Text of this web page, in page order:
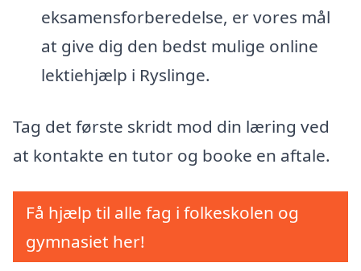
eksamensforberedelse, er vores mål
at give dig den bedst mulige online
lektiehjælp i Ryslinge.
Tag det første skridt mod din læring ved
at kontakte en tutor og booke en aftale.
Få hjælp til alle fag i folkeskolen og
gymnasiet her!